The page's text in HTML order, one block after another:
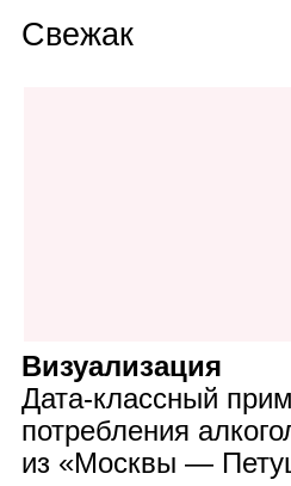
Свежак
Визуализация
Дата‑классный
потребления
из «Москвы —